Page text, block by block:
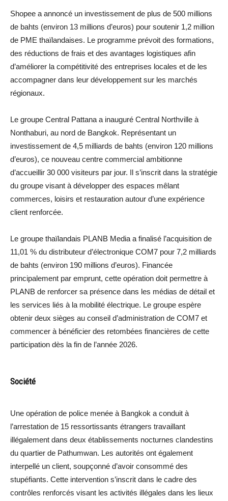
Shopee a annoncé un investissement de plus de 500 millions
de bahts (environ 13 millions d’euros) pour soutenir 1,2 million
de PME thaïlandaises. Le programme prévoit des formations,
des réductions de frais et des avantages logistiques afin
d’améliorer la compétitivité des entreprises locales et de les
accompagner dans leur développement sur les marchés
régionaux.
Le groupe Central Pattana a inauguré Central Northville à
Nonthaburi, au nord de Bangkok. Représentant un
investissement de 4,5 milliards de bahts (environ 120 millions
d’euros), ce nouveau centre commercial ambitionne
d’accueillir 30 000 visiteurs par jour. Il s’inscrit dans la stratégie
du groupe visant à développer des espaces mêlant
commerces, loisirs et restauration autour d’une expérience
client renforcée.
Le groupe thaïlandais PLANB Media a finalisé l’acquisition de
11,01 % du distributeur d’électronique COM7 pour 7,2 milliards
de bahts (environ 190 millions d’euros). Financée
principalement par emprunt, cette opération doit permettre à
PLANB de renforcer sa présence dans les médias de détail et
les services liés à la mobilité électrique. Le groupe espère
obtenir deux sièges au conseil d’administration de COM7 et
commencer à bénéficier des retombées financières de cette
participation dès la fin de l’année 2026.
Société
Une opération de police menée à Bangkok a conduit à
l’arrestation de 15 ressortissants étrangers travaillant
illégalement dans deux établissements nocturnes clandestins
du quartier de Pathumwan. Les autorités ont également
interpellé un client, soupçonné d’avoir consommé des
stupéfiants. Cette intervention s’inscrit dans le cadre des
contrôles renforcés visant les activités illégales dans les lieux